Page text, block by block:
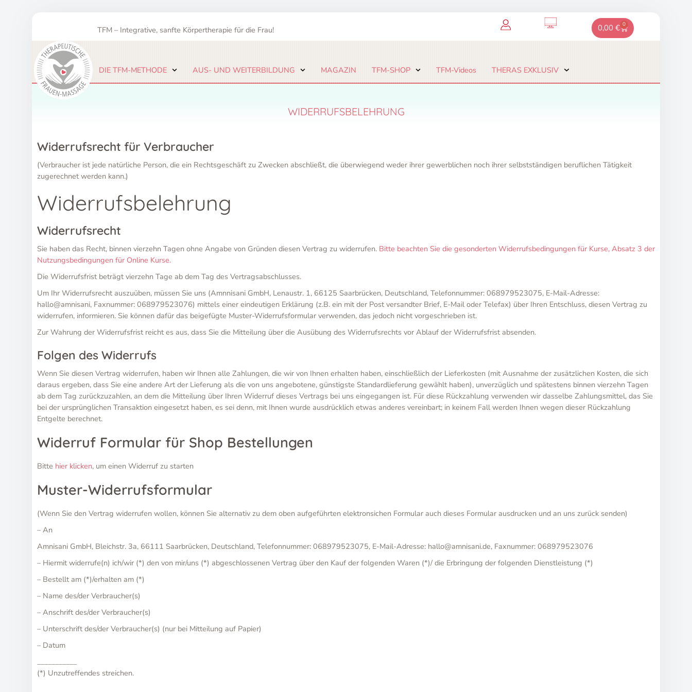
TFM – Integrative, sanfte Körpertherapie für die Frau! 0,00 € 0
Warenkorb
DIE TFM-METHODE AUS- UND WEITERBILDUNG MAGAZIN TFM-SHOP TFM-Videos THERAS EXKLUSIV
WIDERRUFSBELEHRUNG
Widerrufsrecht für Verbraucher
(Verbraucher ist jede natürliche Person, die ein Rechtsgeschäft zu Zwecken abschließt, die überwiegend weder ihrer gewerblichen noch ihrer selbstständigen beruflichen Tätigkeit
zugerechnet werden kann.)
Widerrufsbelehrung
Widerrufsrecht
Sie haben das Recht, binnen vierzehn Tagen ohne Angabe von Gründen diesen Vertrag zu widerrufen. Bitte beachten Sie die gesonderten Widerrufsbedingungen für Kurse, Absatz 3 der
Nutzungsbedingungen für Online Kurse.
Die Widerrufsfrist beträgt vierzehn Tage ab dem Tag des Vertragsabschlusses.
Um Ihr Widerrufsrecht auszuüben, müssen Sie uns (Amnnisani GmbH, Lenaustr. 1, 66125 Saarbrücken, Deutschland, Telefonnummer: 068979523075, E-Mail-Adresse:
hallo@amnisani, Faxnummer: 068979523076) mittels einer eindeutigen Erklärung (z.B. ein mit der Post versandter Brief, E-Mail oder Telefax) über Ihren Entschluss, diesen Vertrag zu
widerrufen, informieren. Sie können dafür das beigefügte Muster-Widerrufsformular verwenden, das jedoch nicht vorgeschrieben ist.
Zur Wahrung der Widerrufsfrist reicht es aus, dass Sie die Mitteilung über die Ausübung des Widerrufsrechts vor Ablauf der Widerrufsfrist absenden.
Folgen des Widerrufs
Wenn Sie diesen Vertrag widerrufen, haben wir Ihnen alle Zahlungen, die wir von Ihnen erhalten haben, einschließlich der Lieferkosten (mit Ausnahme der zusätzlichen Kosten, die sich
daraus ergeben, dass Sie eine andere Art der Lieferung als die von uns angebotene, günstigste Standardlieferung gewählt haben), unverzüglich und spätestens binnen vierzehn Tagen
ab dem Tag zurückzuzahlen, an dem die Mitteilung über Ihren Widerruf dieses Vertrags bei uns eingegangen ist. Für diese Rückzahlung verwenden wir dasselbe Zahlungsmittel, das Sie
bei der ursprünglichen Transaktion eingesetzt haben, es sei denn, mit Ihnen wurde ausdrücklich etwas anderes vereinbart; in keinem Fall werden Ihnen wegen dieser Rückzahlung
Entgelte berechnet.
Widerruf Formular für Shop Bestellungen
Bitte hier klicken, um einen Widerruf zu starten
Muster-Widerrufsformular
(Wenn Sie den Vertrag widerrufen wollen, können Sie alternativ zu dem oben aufgeführten elektronsichen Formular auch dieses Formular ausdrucken und an uns zurück senden)
– An
Amnisani GmbH, Bleichstr. 3a, 66111 Saarbrücken, Deutschland, Telefonnummer: 068979523075, E-Mail-Adresse: hallo@amnisani.de, Faxnummer: 068979523076
– Hiermit widerrufe(n) ich/wir (*) den von mir/uns (*) abgeschlossenen Vertrag über den Kauf der folgenden Waren (*)/ die Erbringung der folgenden Dienstleistung (*)
– Bestellt am (*)/erhalten am (*)
– Name des/der Verbraucher(s)
– Anschrift des/der Verbraucher(s)
– Unterschrift des/der Verbraucher(s) (nur bei Mitteilung auf Papier)
– Datum
(*) Unzutreffendes streichen.